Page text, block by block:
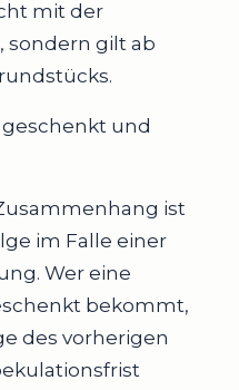
mit der
sondern gilt ab
und
ist
im Falle einer
Wer eine
bekommt,
des vorherigen